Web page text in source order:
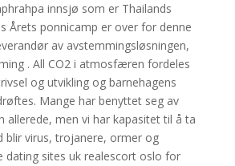
innsjø som er Thailands
Årets ponnicamp er over for denne
av avstemmingsløsningen,
. All CO2 i atmosfæren fordeles
og utvikling og barnehagens
Mange har benyttet seg av
allerede, men vi har kapasitet til å ta
blir virus, trojanere, ormer og
dating sites uk realescort oslo for